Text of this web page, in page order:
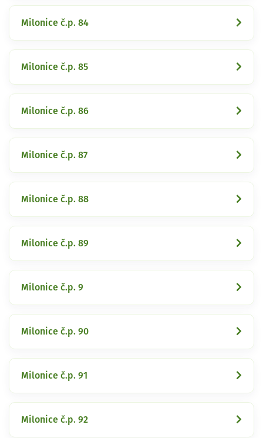
Milonice č.p. 84
Milonice č.p. 85
Milonice č.p. 86
Milonice č.p. 87
Milonice č.p. 88
Milonice č.p. 89
Milonice č.p. 9
Milonice č.p. 90
Milonice č.p. 91
Milonice č.p. 92